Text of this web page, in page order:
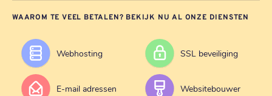
WAAROM TE VEEL BETALEN? BEKIJK NU AL ONZE DIENSTEN
Webhosting SSL beveiliging
E-mail adressen Websitebouwer